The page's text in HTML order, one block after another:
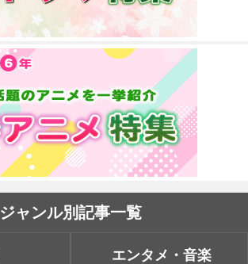
ジャンル別記事一覧
エンタメ・音楽